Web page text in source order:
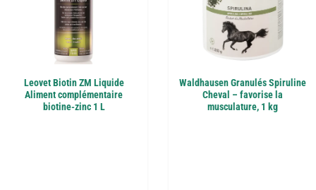
Leovet Biotin ZM Liquide
Aliment complémentaire
biotine-zinc 1 L
Waldhausen Granulés Spiruline
Cheval – favorise la
musculature, 1 kg